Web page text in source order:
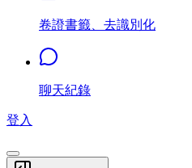
卷證書籤、去識別化
聊天紀錄
登入